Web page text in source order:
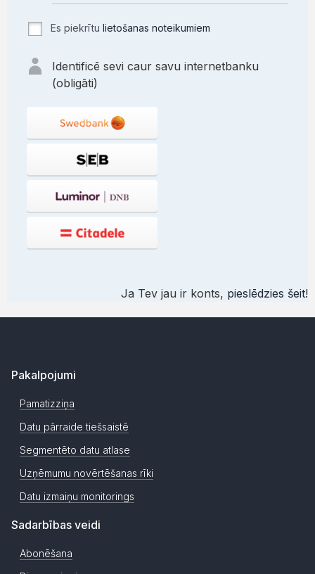
Es piekrītu lietošanas noteikumiem
Identificē sevi caur savu internetbanku
(obligāti)
Ja Tev jau ir konts, pieslēdzies šeit!
Pakalpojumi
Pamatizziņa
Datu pārraide tiešsaistē
Segmentēto datu atlase
Uzņēmumu novērtēšanas rīki
Datu izmaiņu monitorings
Sadarbības veidi
Abonēšana